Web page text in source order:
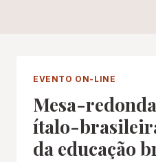
EVENTO ON-LINE
Mesa-
ítalo-
da educação